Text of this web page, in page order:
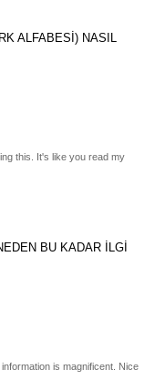
ALFABESİ) NASIL
this. It's like you read my
BU KADAR İLGİ
is magnificent. Nice